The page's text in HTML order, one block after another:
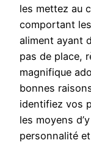
les mettez au
comportant
aliment ayant
pas de place,
magnifique
bonnes
identifiez vos
les moyens
personnalité